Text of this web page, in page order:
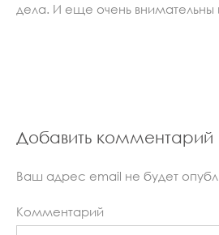
дела. И еще очень внимательны
Добавить комментарий
Ваш адрес email не будет
Комментарий